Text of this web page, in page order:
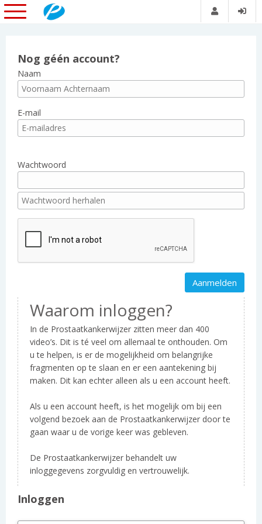
Nog géén account?
Naam
E-mail
Wachtwoord
Waarom inloggen?
In de Prostaatkankerwijzer zitten meer dan 400
video’s. Dit is té veel om allemaal te onthouden. Om
u te helpen, is er de mogelijkheid om belangrijke
fragmenten op te slaan en er een aantekening bij
maken. Dit kan echter alleen als u een account heeft.
Als u een account heeft, is het mogelijk om bij een
volgend bezoek aan de Prostaatkankerwijzer door te
gaan waar u de vorige keer was gebleven.
De Prostaatkankerwijzer behandelt uw
inloggegevens zorgvuldig en vertrouwelijk.
Inloggen